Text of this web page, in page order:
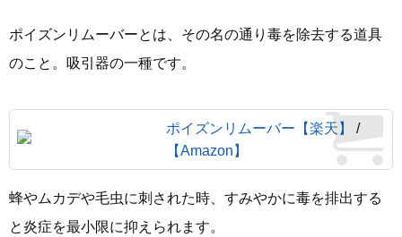
ポイズンリムーバーとは、その名の通り毒を除去する道具
のこと。吸引器の一種です。
ポイズンリムーバー【楽天】
/
【Amazon】
蜂やムカデや毛虫に刺された時、すみやかに毒を排出する
と炎症を最小限に抑えられます。